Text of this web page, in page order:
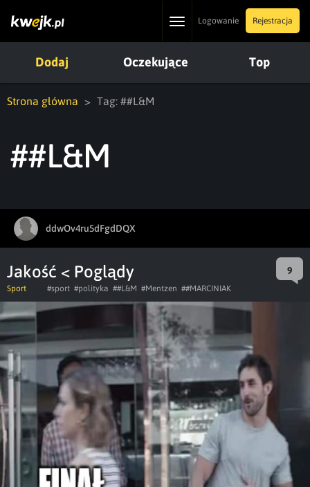
ToggleLogowanie Rejestracja
Dodaj Oczekujące Top
Strona główna Tag: ##L&M
##L&M
ddwOv4ru5dFgdDQX
Jakość < Poglądy 9
Sport #sport #polityka ##L&M #Mentzen ##MARCINIAK